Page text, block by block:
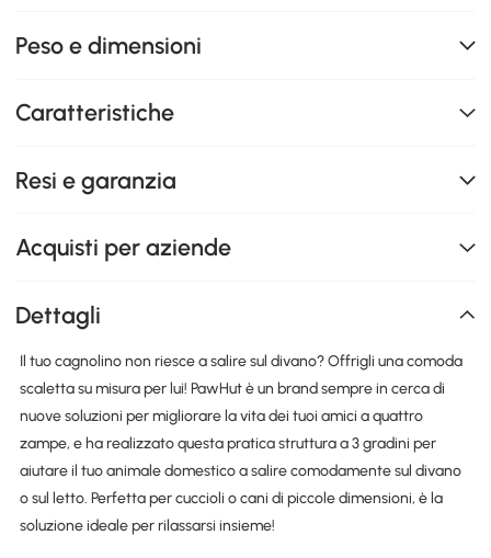
Peso e dimensioni
Caratteristiche
Resi e garanzia
Acquisti per aziende
Dettagli
Il tuo cagnolino non riesce a salire sul divano? Offrigli una comoda
scaletta su misura per lui! PawHut è un brand sempre in cerca di
nuove soluzioni per migliorare la vita dei tuoi amici a quattro
zampe, e ha realizzato questa pratica struttura a 3 gradini per
aiutare il tuo animale domestico a salire comodamente sul divano
o sul letto. Perfetta per cuccioli o cani di piccole dimensioni, è la
soluzione ideale per rilassarsi insieme!